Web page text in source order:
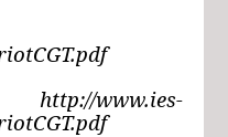
http://www.ies-